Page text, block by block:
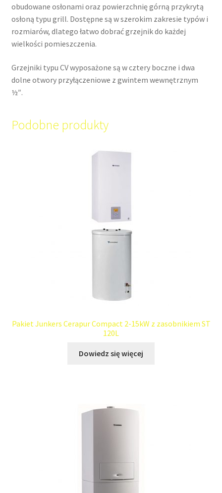
obudowane osłonami oraz powierzchnię górną przykrytą
osłoną typu grill. Dostępne są w szerokim zakresie typów i
rozmiarów, dlatego łatwo dobrać grzejnik do każdej
wielkości pomieszczenia.
Grzejniki typu CV wyposażone są w cztery boczne i dwa
dolne otwory przyłączeniowe z gwintem wewnętrznym
½″.
Podobne produkty
Pakiet Junkers Cerapur Compact 2-15kW z zasobnikiem ST
120L
Dowiedz się więcej